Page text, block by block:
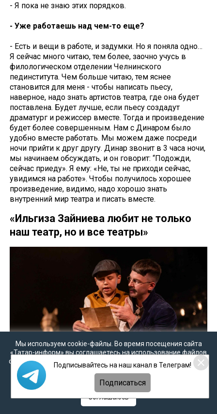
- Я пока не знаю этих порядков.
- Уже работаешь над чем-то еще?
- Есть и вещи в работе, и задумки. Но я поняла одно…
Я сейчас много читаю, тем более, заочно учусь в
филологическом отделении Челнинского
пединститута. Чем больше читаю, тем яснее
становится для меня - чтобы написать пьесу,
наверное, надо знать артистов театра, где она будет
поставлена. Будет лучше, если пьесу создадут
драматург и режиссер вместе. Тогда и произведение
будет более совершенным. Нам с Динаром было
удобно вместе работать. Мы можем даже посреди
ночи прийти к друг другу. Динар звонит в 3 часа ночи,
мы начинаем обсуждать, и он говорит: “Подожди,
сейчас приеду». Я ему: «Не, ты не приходи сейчас,
увидимся на работе». Чтобы получилось хорошее
произведение, видимо, надо хорошо знать
внутренний мир театра и писать вместе.
«Ильгиза Зайниева любит не только
наш театр, но и все театры»
- Получается, у каждого театра должен быть свой
Мы используем cookie-файлы. Во время посещения сайта
«Татар-информ» вы соглашаетесь на использование файлов
cookie в соответствии с настоящим уведомлением, согласием
наобработку персональных данных,Политикой о
персональных данных
Политикой конфиденциальности
Соглашаюсь
Подписывайтесь на наш канал в Телеграм!
Подписаться